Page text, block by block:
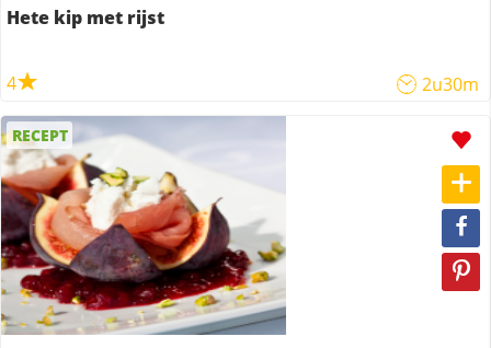
Hete kip met rijst
4 2u30m
RECEPT